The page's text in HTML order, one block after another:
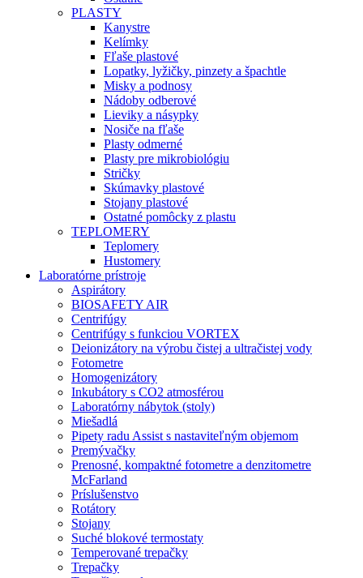
PLASTY
Kanystre
Kelímky
Fľaše plastové
Lopatky, lyžičky, pinzety a špachtle
Misky a podnosy
Nádoby odberové
Lieviky a násypky
Nosiče na fľaše
Plasty odmerné
Plasty pre mikrobiológiu
Stričky
Skúmavky plastové
Stojany plastové
Ostatné pomôcky z plastu
TEPLOMERY
Teplomery
Hustomery
Laboratórne prístroje
Aspirátory
BIOSAFETY AIR
Centrifúgy
Centrifúgy s funkciou VORTEX
Deionizátory na výrobu čistej a ultračistej vody
Fotometre
Homogenizátory
Inkubátory s CO2 atmosférou
Laboratórny nábytok (stoly)
Miešadlá
Pipety radu Assist s nastaviteľným objemom
Premývačky
Prenosné, kompaktné fotometre a denzitometre
McFarland
Príslušenstvo
Rotátory
Stojany
Suché blokové termostaty
Temperované trepačky
Trepačky